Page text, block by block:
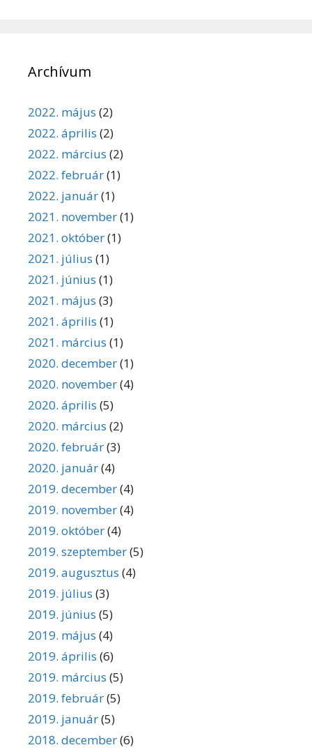
Archívum
2022. május (2)
2022. április (2)
2022. március (2)
2022. február(1)
2022. január(1)
2021. november(1)
2021. október(1)
2021. július (1)
2021. június (1)
2021. május (3)
2021. április (1)
2021. március (1)
2020. december(1)
2020. november(4)
2020. április (5)
2020. március (2)
2020. február(3)
2020. január(4)
2019. december(4)
2019. november(4)
2019. október(4)
2019. szeptember(5)
2019. augusztus (4)
2019. július (3)
2019. június (5)
2019. május (4)
2019. április (6)
2019. március (5)
2019. február(5)
2019. január(5)
2018. december(6)